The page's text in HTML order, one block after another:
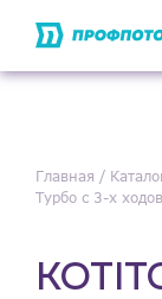
Главная
Турбо с 3-х